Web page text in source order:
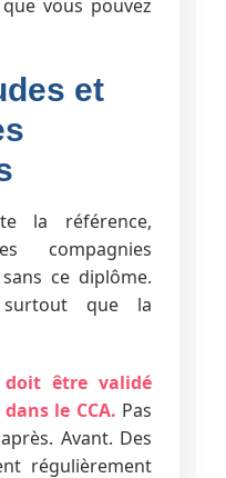
vous pouvez
et
la référence,
compagnies
ce diplôme.
surtout que la
doit être validé
le CCA. Pas
Avant. Des
régulièrement